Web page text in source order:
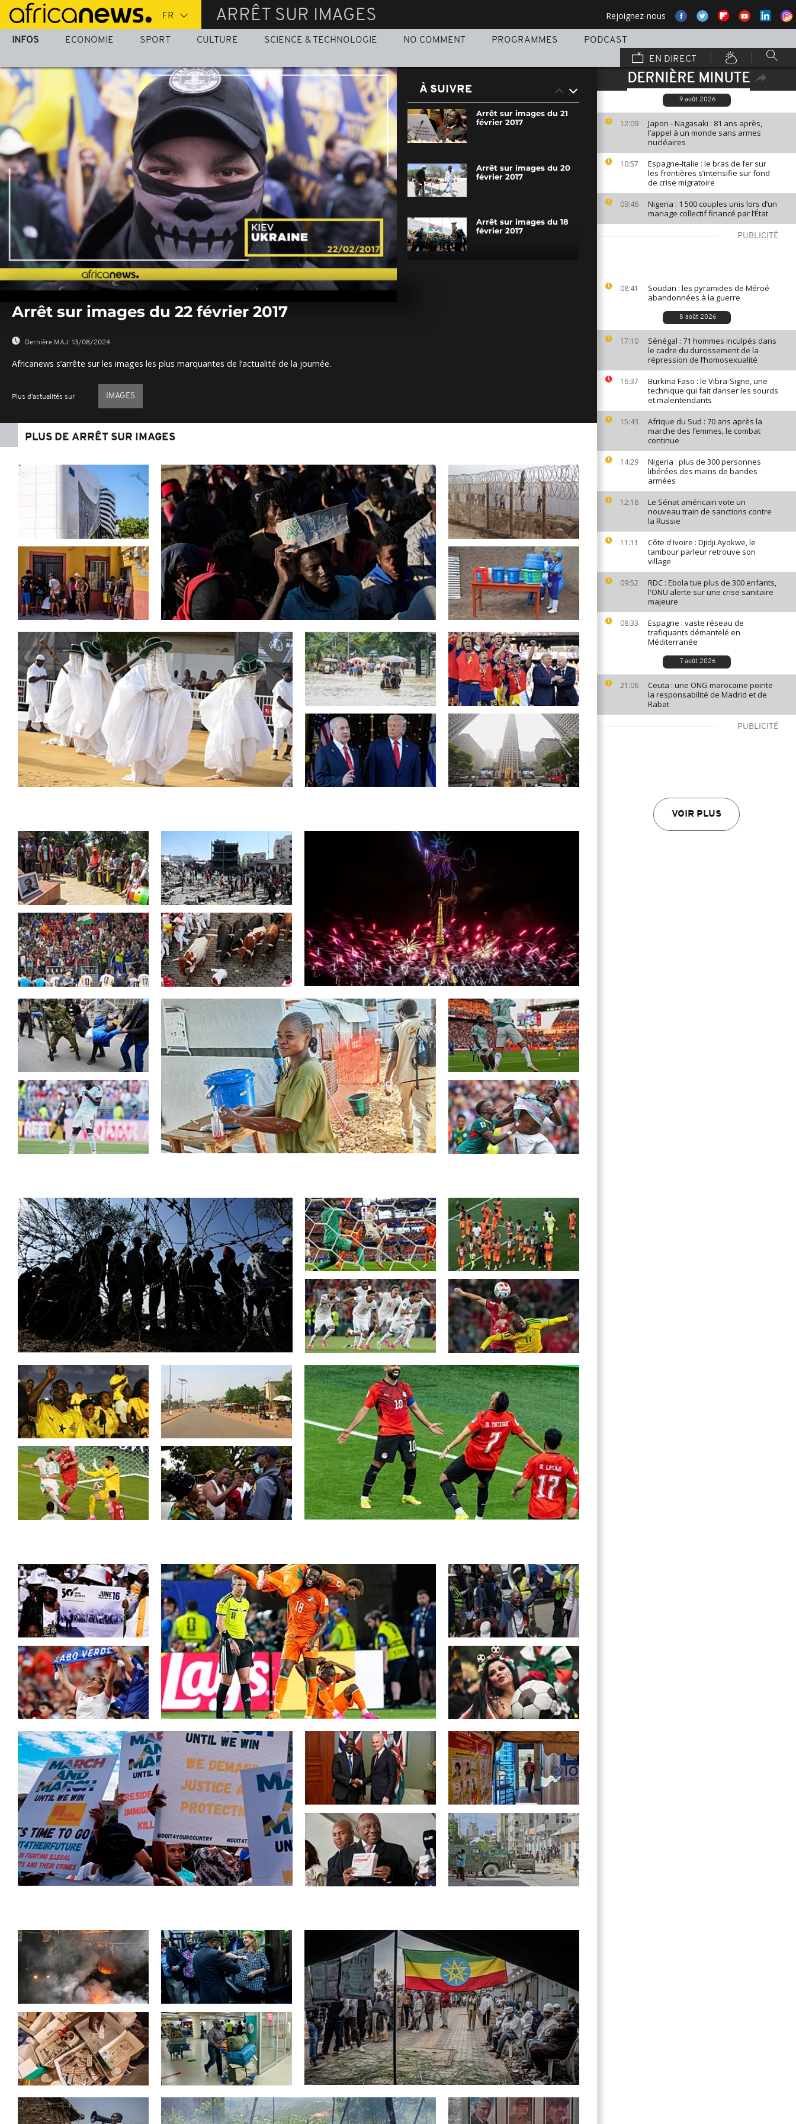
Passer
au
contenu
ARRÊT SUR IMAGES Rejoignez-nous
INFOS ECONOMIE SPORT CULTURE SCIENCE & TECHNOLOGIE NO COMMENT PROGRAMMES
PODCAST
EN DIRECT
DERNIÈRE MINUTE
9 août 2026
12:09
Japon - Nagasaki : 81 ans après,
l’appel à un monde sans armes
nucléaires
10:57
Espagne-Italie : le bras de fer sur
les frontières s’intensifie sur fond
de crise migratoire
09:46
Nigeria : 1 500 couples unis lors d’un
mariage collectif financé par l’État
PUBLICITÉ
08:41
Soudan : les pyramides de Méroé
abandonnées à la guerre
8 août 2026
17:10
Sénégal : 71 hommes inculpés dans
le cadre du durcissement de la
répression de l’homosexualité
16:37
Burkina Faso : le Vibra-Signe, une
technique qui fait danser les sourds
et malentendants
15:43
Afrique du Sud : 70 ans après la
marche des femmes, le combat
continue
14:29
Nigeria : plus de 300 personnes
libérées des mains de bandes
armées
12:18
Le Sénat américain vote un
nouveau train de sanctions contre
la Russie
11:11
Côte d'Ivoire : Djidji Ayokwe, le
tambour parleur retrouve son
village
09:52
RDC : Ebola tue plus de 300 enfants,
l'ONU alerte sur une crise sanitaire
majeure
08:33
Espagne : vaste réseau de
trafiquants démantelé en
Méditerranée
7 août 2026
21:06
Ceuta : une ONG marocaine pointe
la responsabilité de Madrid et de
Rabat
PUBLICITÉ
VOIR PLUS
seconds
0%
Arrêt sur images du 22 février 2017
Dernière MAJ: 13/08/2024
Africanews s’arrête sur les images les plus marquantes de l’actualité de la journée.
Plus d'actualités sur IMAGES
À SUIVRE
Arrêt sur images du 21
février 2017
Arrêt sur images du 20
février 2017
Arrêt sur images du 18
février 2017
PLUS DE ARRÊT SUR IMAGES